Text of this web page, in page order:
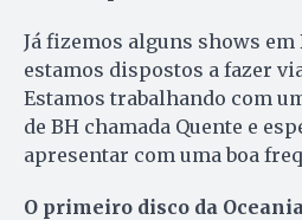
Já fizemos alguns shows
estamos dispostos a fazer
Estamos trabalhando com
de BH chamada Quente e
apresentar com uma boa
O primeiro disco da